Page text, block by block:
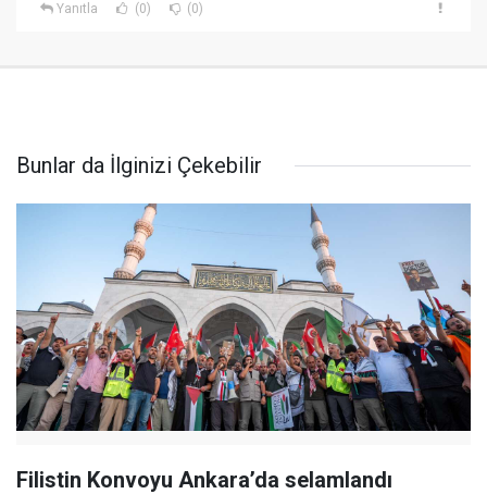
Yanıtla (0) (0)
Bunlar da İlginizi Çekebilir
Filistin Konvoyu Ankara’da selamlandı